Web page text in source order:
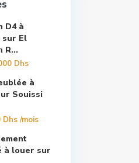
D4 à
sur El
R...
Dhs
à
Souissi
Dhs/mois
à louer sur